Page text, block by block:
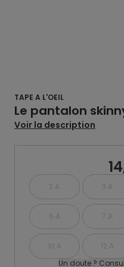
TAPE A L'OEIL
Le pantalon
Voir la description
2 A 3 A
6 A 7 A
10 A 12 A
Un doute ?